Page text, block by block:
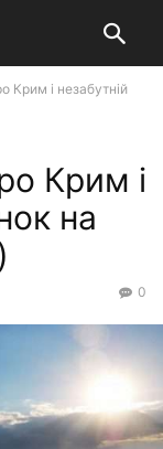
Крим і незабутній
Крим і
на
0